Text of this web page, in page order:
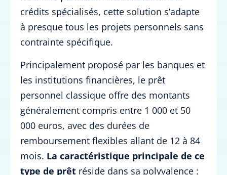
crédits spécialisés, cette solution s’adapte
à presque tous les projets personnels sans
contrainte spécifique.
Principalement proposé par les banques et
les institutions financières, le prêt
personnel classique offre des montants
généralement compris entre 1 000 et 50
000 euros, avec des durées de
remboursement flexibles allant de 12 à 84
mois. La caractéristique principale de ce
type de prêt réside dans sa polyvalence :